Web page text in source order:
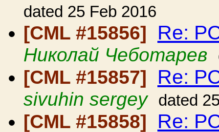
dated 25 Feb 2016
[CML #15856] Re:
Николай Чеботарев
[CML #15857] Re:
sivuhin sergey dated
[CML #15858] Re: